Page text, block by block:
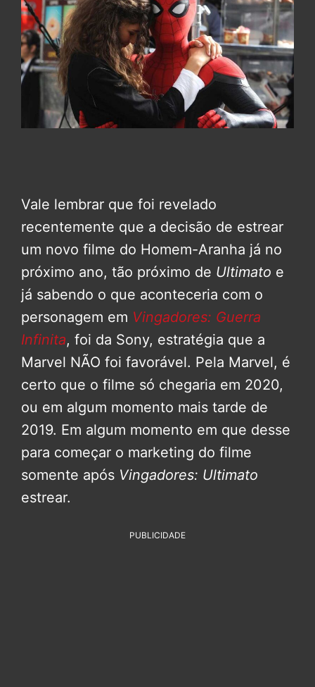
Vale lembrar que foi revelado
recentemente que a decisão de estrear
um novo filme do Homem-Aranha já no
próximo ano, tão próximo de Ultimato e
já sabendo o que aconteceria com o
personagem em Vingadores: Guerra
Infinita, foi da Sony, estratégia que a
Marvel NÃO foi favorável. Pela Marvel, é
certo que o filme só chegaria em 2020,
ou em algum momento mais tarde de
2019. Em algum momento em que desse
para começar o marketing do filme
somente após Vingadores: Ultimato
estrear.
PUBLICIDADE